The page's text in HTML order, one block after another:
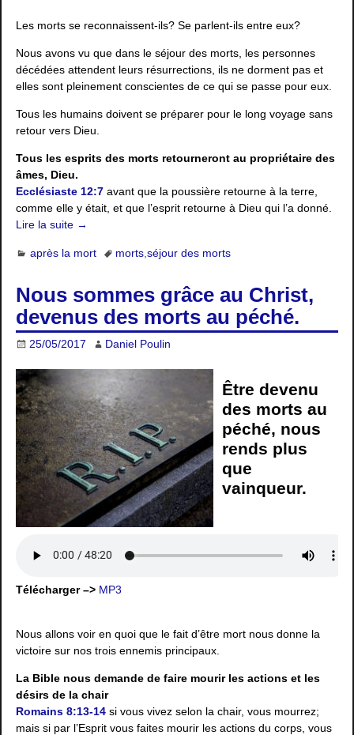
Les morts se reconnaissent-ils? Se parlent-ils entre eux?
Nous avons vu que dans le séjour des morts, les personnes
décédées attendent leurs résurrections, ils ne dorment pas et
elles sont pleinement conscientes de ce qui se passe pour eux.
Tous les humains doivent se préparer pour le long voyage sans
retour vers Dieu.
Tous les esprits des morts retourneront au propriétaire des
âmes, Dieu.
Ecclésiaste 12:7 avant que la poussière retourne à la terre,
comme elle y était, et que l’esprit retourne à Dieu qui l’a donné.
Lire la suite →
après la mort morts, séjour des morts
Nous sommes grâce au Christ,
devenus des morts au péché.
25/05/2017 Daniel Poulin
Être devenu
des morts au
péché, nous
rends plus
que
vainqueur.
Télécharger –> MP3
Nous allons voir en quoi que le fait d’être mort nous donne la
victoire sur nos trois ennemis principaux.
La Bible nous demande de faire mourir les actions et les
désirs de la chair
Romains 8:13-14 si vous vivez selon la chair, vous mourrez;
mais si par l’Esprit vous faites mourir les actions du corps, vous